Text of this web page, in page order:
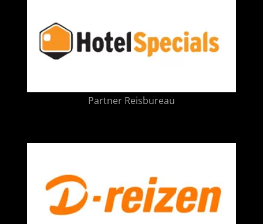
Partner Reisbureau